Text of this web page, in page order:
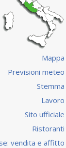
Mappa
Previsioni meteo
Stemma
Lavoro
Sito ufficiale
Ristoranti
vendita e affitto